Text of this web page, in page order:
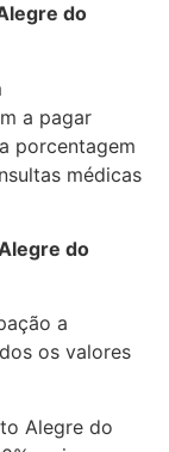
do
a pagar
porcentagem
médicas
do
a
os valores
Alegre do